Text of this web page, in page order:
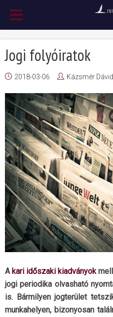
Jogi folyóiratok
2018-03-06 Kázsmér Dávid
A kari időszaki kiadványok
jogi periodika olvasható
is. Bármilyen jogterület
munkahelyen, bizonyosan